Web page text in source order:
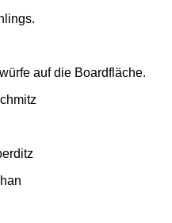
auf die Boardfläche.